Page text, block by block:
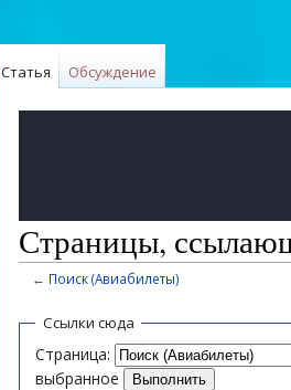
Страницы,
← Поиск (Авиабилеты)
Перейти
навигации
Перейти
поиску
Ссылки сюда
Страница:
выбранное
Статья Обсуждение